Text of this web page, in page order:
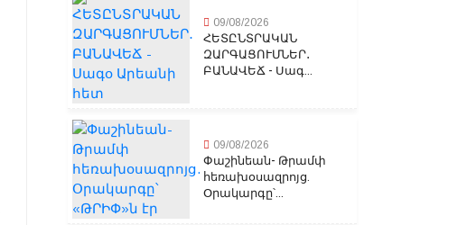
09/08/2026
ՀԵՏԸՆՏՐԱԿԱՆ
ԶԱՐԳԱՑՈՒՄՆԵՐ․
ԲԱՆԱՎԵՃ - Սագ...
09/08/2026
Փաշինեան- Թրամփ
հեռախօսազրոյց.
Օրակարգը՝...